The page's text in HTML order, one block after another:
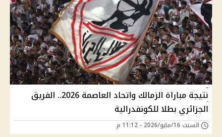
نتيجة مباراة الزمالك واتحاد العاصمة 2026.. الفريق
الجزائري بطلا للكونفدرالية
السبت 16/مايو/2026 - 11:12 م